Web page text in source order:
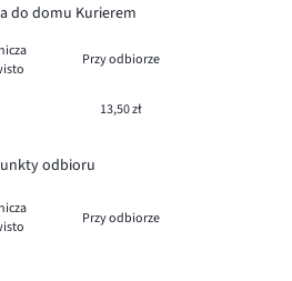
do domu Kurierem
Przy odbiorze
13,50 zł
odbioru
Przy odbiorze